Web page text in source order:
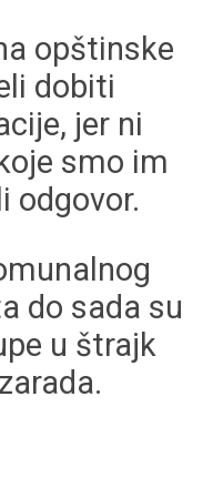
opštinske
dobiti
jer ni
smo im
odgovor.
do sada su
u štrajk